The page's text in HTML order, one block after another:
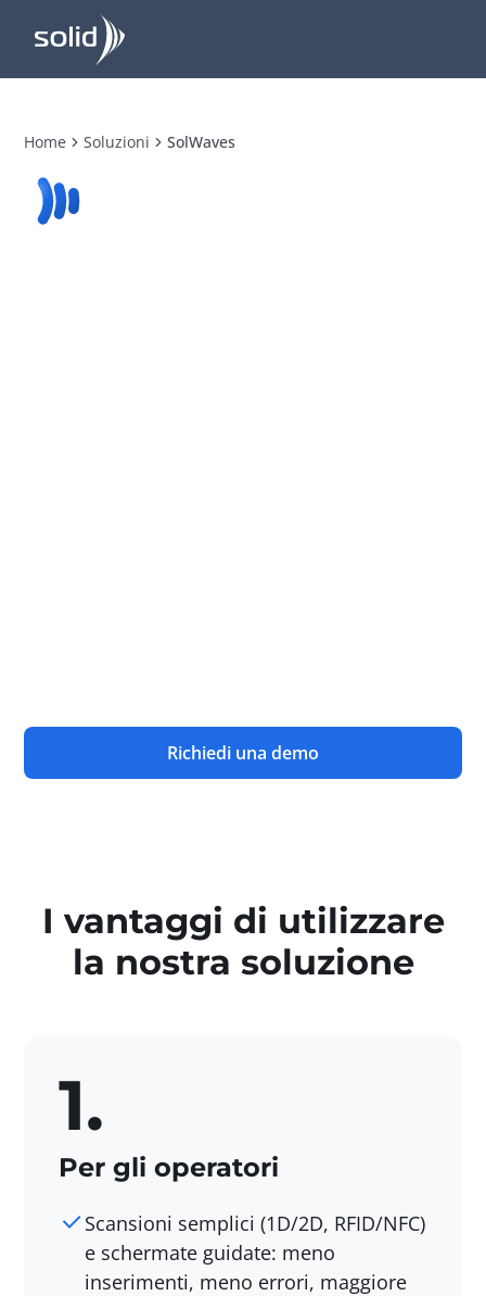
Home Soluzioni SolWaves
Richiedi una demo
I vantaggi di utilizzare
la nostra soluzione
1.
Per gli operatori
Scansioni semplici (1D/2D, RFID/NFC)
e schermate guidate: meno
inserimenti, meno errori, maggiore